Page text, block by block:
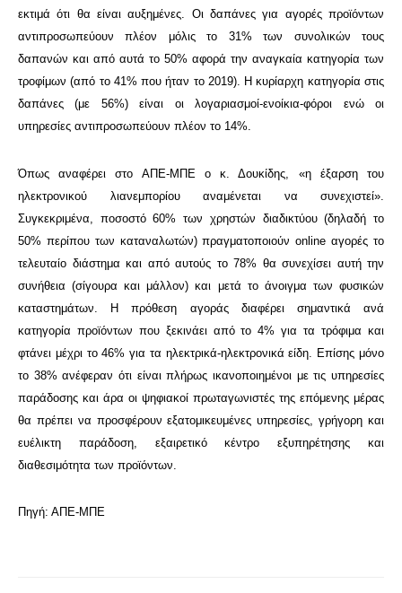
εκτιμά ότι θα είναι αυξημένες. Οι δαπάνες για αγορές προϊόντων
αντιπροσωπεύουν πλέον μόλις το 31% των συνολικών τους
δαπανών και από αυτά το 50% αφορά την αναγκαία κατηγορία των
τροφίμων (από το 41% που ήταν το 2019). Η κυρίαρχη κατηγορία στις
δαπάνες (με 56%) είναι οι λογαριασμοί-ενοίκια-φόροι ενώ οι
υπηρεσίες αντιπροσωπεύουν πλέον το 14%.
Όπως αναφέρει στο ΑΠΕ-ΜΠΕ ο κ. Δουκίδης, «η έξαρση του
ηλεκτρονικού λιανεμπορίου αναμένεται να συνεχιστεί».
Συγκεκριμένα, ποσοστό 60% των χρηστών διαδικτύου (δηλαδή το
50% περίπου των καταναλωτών) πραγματοποιούν online αγορές το
τελευταίο διάστημα και από αυτούς το 78% θα συνεχίσει αυτή την
συνήθεια (σίγουρα και μάλλον) και μετά το άνοιγμα των φυσικών
καταστημάτων. Η πρόθεση αγοράς διαφέρει σημαντικά ανά
κατηγορία προϊόντων που ξεκινάει από το 4% για τα τρόφιμα και
φτάνει μέχρι το 46% για τα ηλεκτρικά-ηλεκτρονικά είδη. Επίσης μόνο
το 38% ανέφεραν ότι είναι πλήρως ικανοποιημένοι με τις υπηρεσίες
παράδοσης και άρα οι ψηφιακοί πρωταγωνιστές της επόμενης μέρας
θα πρέπει να προσφέρουν εξατομικευμένες υπηρεσίες, γρήγορη και
ευέλικτη παράδοση, εξαιρετικό κέντρο εξυπηρέτησης και
διαθεσιμότητα των προϊόντων.
Πηγή: ΑΠΕ-ΜΠΕ